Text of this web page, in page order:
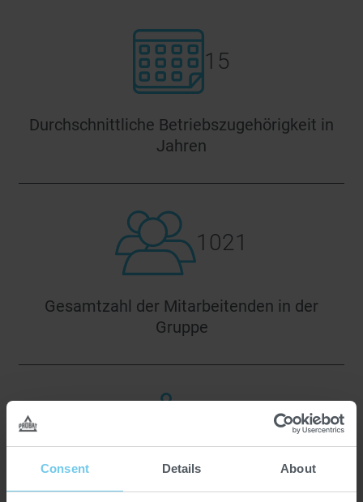
Consent Details About
15
Durchschnittliche Betriebszugehörigkeit in
Jahren
1021
Gesamtzahl der Mitarbeitenden in der
Gruppe
Aktuelle Mitarbeiterfluktuationsrate